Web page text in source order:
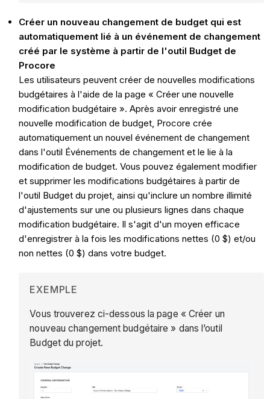
Créer un nouveau changement de budget qui est
automatiquement lié à un événement de changement
créé par le système à partir de l'outil Budget de
Procore
Les utilisateurs peuvent créer de nouvelles modifications
budgétaires à l'aide de la page « Créer une nouvelle
modification budgétaire ». Après avoir enregistré une
nouvelle modification de budget, Procore crée
automatiquement un nouvel événement de changement
dans l'outil Événements de changement et le lie à la
modification de budget. Vous pouvez également modifier
et supprimer les modifications budgétaires à partir de
l'outil Budget du projet, ainsi qu'inclure un nombre illimité
d'ajustements sur une ou plusieurs lignes dans chaque
modification budgétaire. Il s'agit d'un moyen efficace
d'enregistrer à la fois les modifications nettes (0 $) et/ou
non nettes (0 $) dans votre budget.
EXEMPLE
Vous trouverez ci-dessous la page « Créer un
nouveau changement budgétaire » dans l’outil
Budget du projet.